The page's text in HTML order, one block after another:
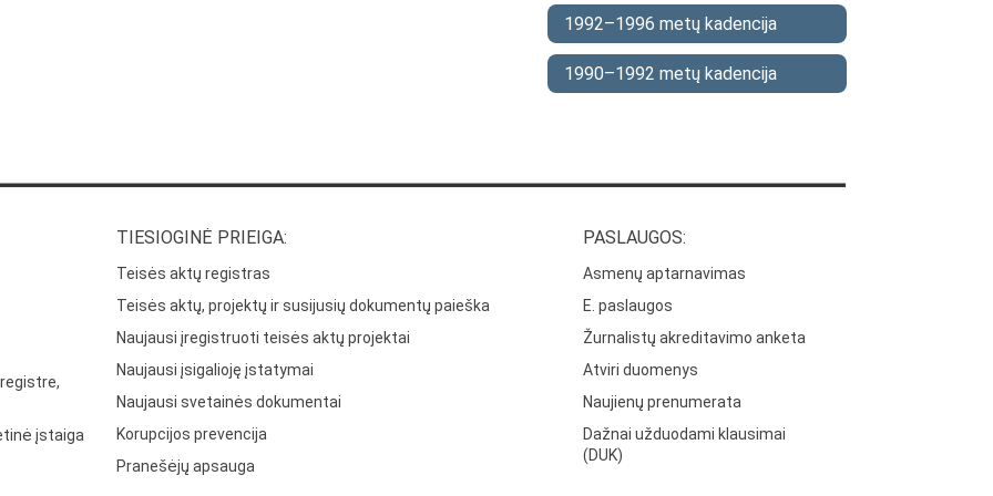
1992–1996 metų kadencija
1990–1992 metų kadencija
įstaiga
TIESIOGINĖ PRIEIGA:
Teisės aktų registras
Teisės aktų, projektų ir susijusių dokumentų paieška
Naujausi įregistruoti teisės aktų projektai
Naujausi įsigalioję įstatymai
Naujausi svetainės dokumentai
Korupcijos prevencija
Pranešėjų apsauga
PASLAUGOS:
Asmenų aptarnavimas
E. paslaugos
Žurnalistų akreditavimo anketa
Atviri duomenys
Naujienų prenumerata
Dažnai užduodami klausimai
(DUK)